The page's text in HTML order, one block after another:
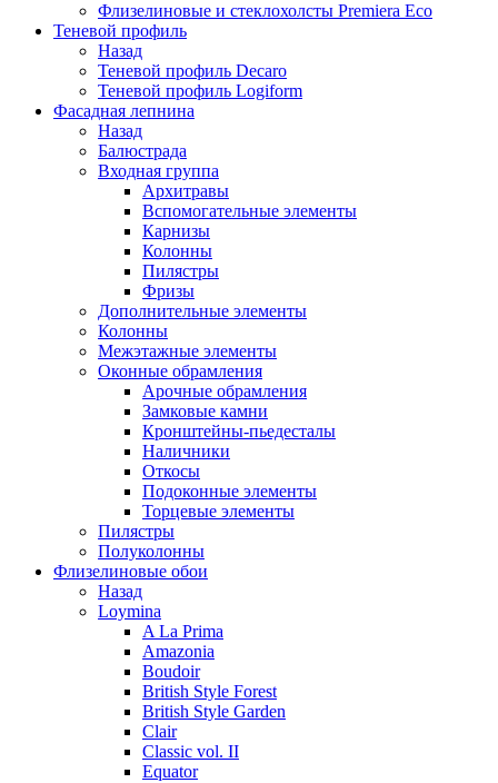
Флизелиновые и стеклохолсты Premiera Eco
Теневой профиль
Назад
Теневой профиль Decaro
Теневой профиль Logiform
Фасадная лепнина
Назад
Балюстрада
Входная группа
Архитравы
Вспомогательные элементы
Карнизы
Колонны
Пилястры
Фризы
Дополнительные элементы
Колонны
Межэтажные элементы
Оконные обрамления
Арочные обрамления
Замковые камни
Кронштейны-пьедесталы
Наличники
Откосы
Подоконные элементы
Торцевые элементы
Пилястры
Полуколонны
Флизелиновые обои
Назад
Loymina
A La Prima
Amazonia
Boudoir
British Style Forest
British Style Garden
Clair
Classic vol. II
Equator